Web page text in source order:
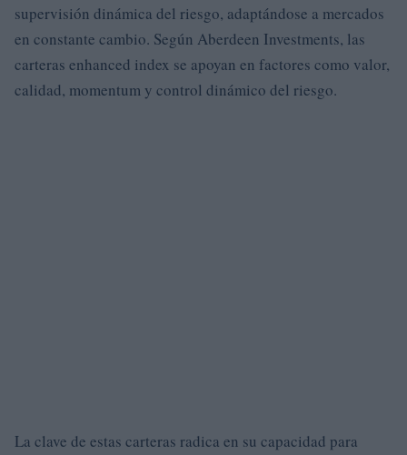
supervisión dinámica del riesgo, adaptándose a mercados
en constante cambio. Según Aberdeen Investments, las
carteras enhanced index se apoyan en factores como valor,
calidad, momentum y control dinámico del riesgo.
La clave de estas carteras radica en su capacidad para